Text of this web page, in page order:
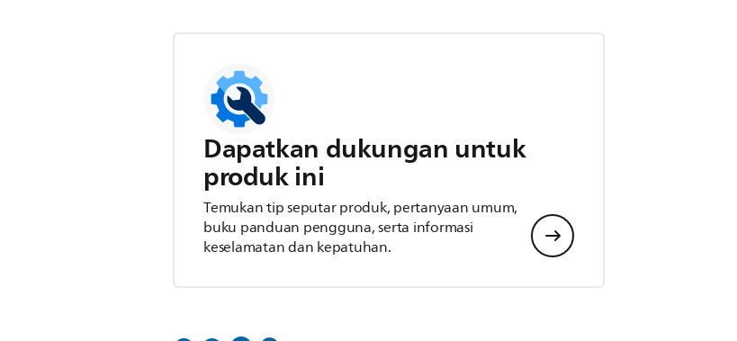
Dapatkan dukungan untuk
produk ini
Temukan tip seputar produk, pertanyaan umum,
buku panduan pengguna, serta informasi
keselamatan dan kepatuhan.